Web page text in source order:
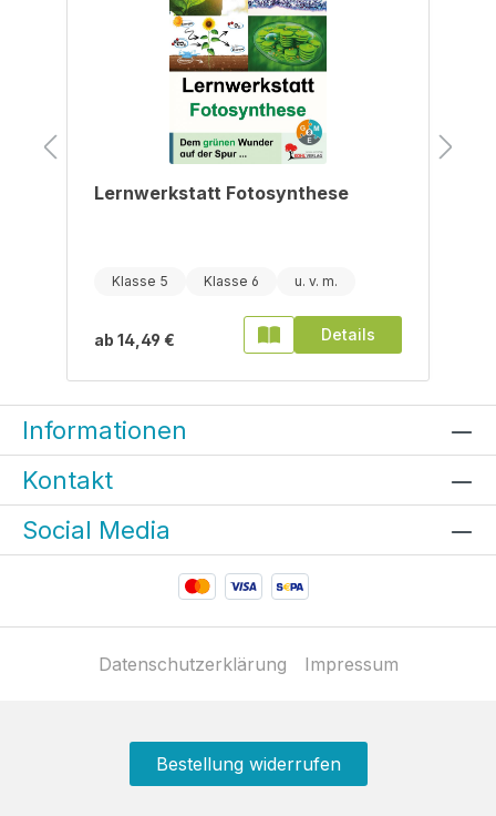
Lernwerkstatt Fotosynthese
Klasse 5 Klasse 6
ab 14,49 € Details
Informationen
Kontakt
Social Media
Datenschutzerklärung Impressum
Bestellung widerrufen